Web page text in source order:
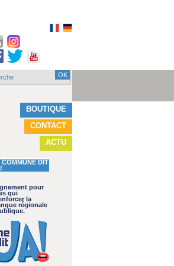
BOUTIQUE
CONTACT
ACTU
COMMUNE DIT
pour
qui
la
régionale
de